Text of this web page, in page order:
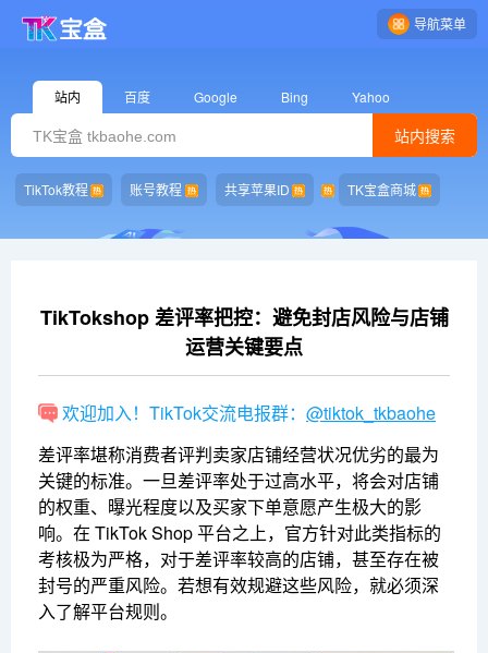
导航菜单
站内 百度 Google Bing Yahoo
站内搜索
TikTok教程 账号教程 共享苹果ID TK宝盒商城
TikTokshop 差评率把控：避免封店风险与店铺
运营关键要点
欢迎加入！TikTok交流电报群： @tiktok_tkbaohe
差评率堪称消费者评判卖家店铺经营状况优劣的最为
关键的标准。一旦差评率处于过高水平，将会对店铺
的权重、曝光程度以及买家下单意愿产生极大的影
响。在 TikTok Shop 平台之上，官方针对此类指标的
考核极为严格，对于差评率较高的店铺，甚至存在被
封号的严重风险。若想有效规避这些风险，就必须深
入了解平台规则。